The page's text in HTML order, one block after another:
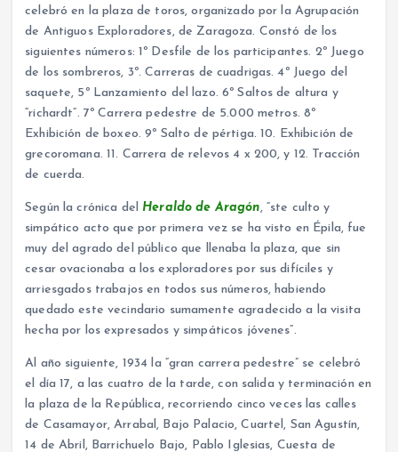
celebró en la plaza de toros, organizado por la Agrupación
de Antiguos Exploradores, de Zaragoza. Constó de los
siguientes números: 1º Desfile de los participantes. 2º Juego
de los sombreros, 3º. Carreras de cuadrigas. 4º Juego del
saquete, 5º Lanzamiento del lazo. 6º Saltos de altura y
“richardt”. 7º Carrera pedestre de 5.000 metros. 8º
Exhibición de boxeo. 9º Salto de pértiga. 10. Exhibición de
grecoromana. 11. Carrera de relevos 4 x 200, y 12. Tracción
de cuerda.
Según la crónica del Heraldo de Aragón, “ste culto y
simpático acto que por primera vez se ha visto en Épila, fue
muy del agrado del público que llenaba la plaza, que sin
cesar ovacionaba a los exploradores por sus difíciles y
arriesgados trabajos en todos sus números, habiendo
quedado este vecindario sumamente agradecido a la visita
hecha por los expresados y simpáticos jóvenes”.
Al año siguiente, 1934 la “gran carrera pedestre” se celebró
el día 17, a las cuatro de la tarde, con salida y terminación en
la plaza de la República, recorriendo cinco veces las calles
de Casamayor, Arrabal, Bajo Palacio, Cuartel, San Agustín,
14 de Abril, Barrichuelo Bajo, Pablo Iglesias, Cuesta de